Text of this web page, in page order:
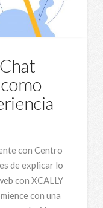
con Centro
de explicar lo
con XCALLY
con una